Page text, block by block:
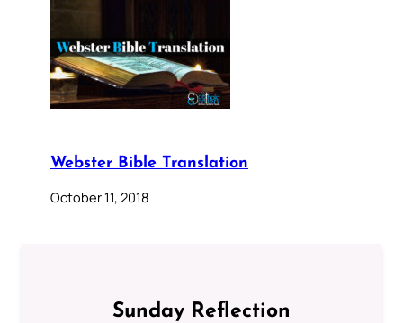
Webster Bible Translation
October 11, 2018
Sunday Reflection